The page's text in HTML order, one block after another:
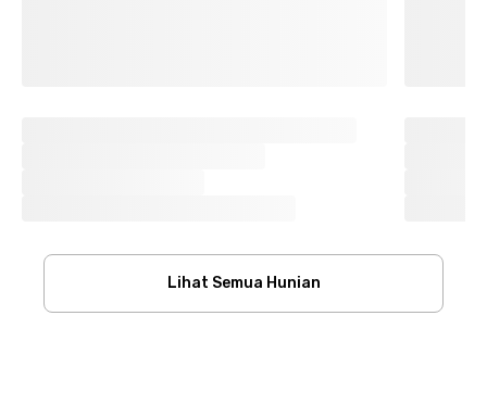
Lihat Semua Hunian